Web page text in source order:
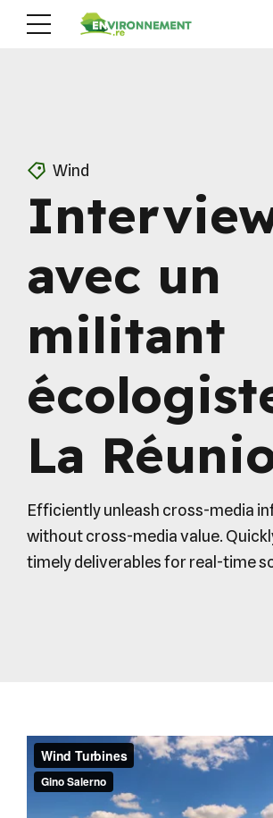
Wind
avec un
militant
La
Efficiently unleash cross-media
without cross-media value.
timely deliverables for real-time